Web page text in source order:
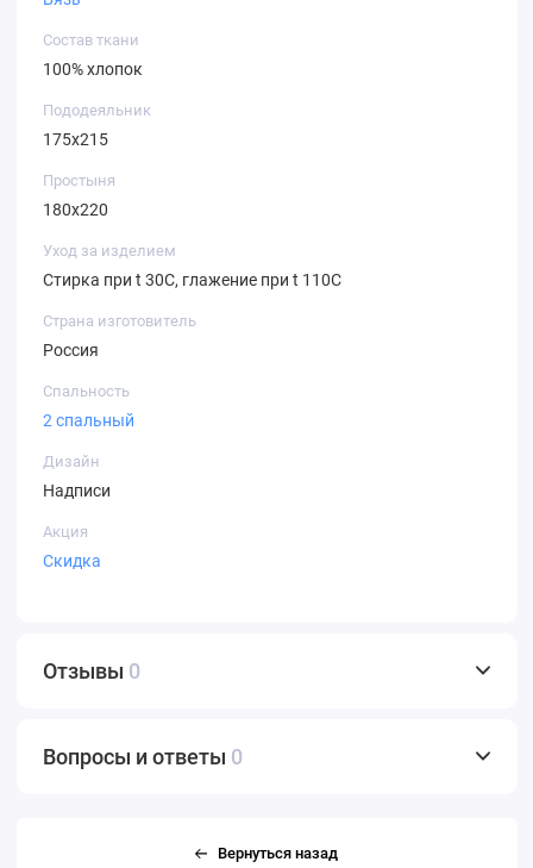
Состав ткани
100% хлопок
Пододеяльник
175х215
Простыня
180х220
Уход за изделием
Стирка при t 30С, глажение при t 110С
Страна изготовитель
Россия
Спальность
2 спальный
Дизайн
Надписи
Акция
Скидка
Отзывы 0
Вопросы и ответы 0
Вернуться назад